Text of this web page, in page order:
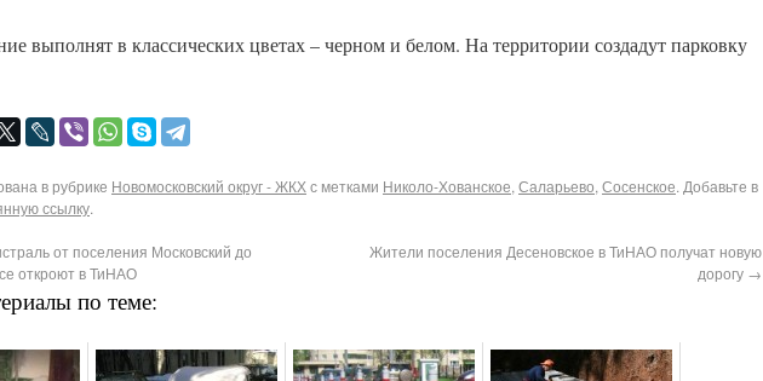
выполнят в классических цветах – черном и белом. На территории создадут парковку
в рубрике Новомосковский округ - ЖКХс метками Николо-Хованское, Саларьево, Сосенское. Добавьте в
ссылку.
от поселения Московский до
откроют в ТиНАО
Жители поселения Десеновское в ТиНАО получат новую
дорогу →
по теме: